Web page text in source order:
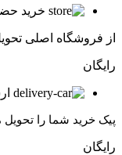
خرید
از فروشگاه اصلی
رایگان
پیک خرید شما را
رایگان